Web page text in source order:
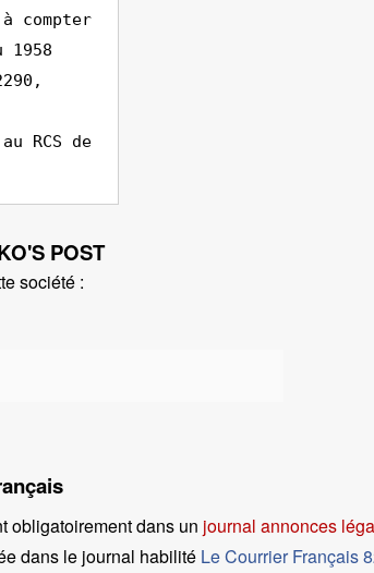
compter
1958
RCS de
POST
société :
obligatoirement dans un journal annonces
dans le journal habilité Le Courrier Français